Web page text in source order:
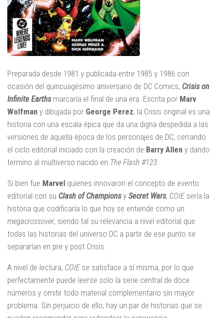
Preparada desde 1981 y publicada entre 1985 y 1986 con
ocasión del quincuagésimo aniversario de DC Comics, Crisis on
Infinite Earths marcaría el final de una era. Escrita por Marv
Wolfman y dibujada por George Perez, la Crisis original es una
historia con una escala épica que da una digna despedida a las
versiones de aquella época de los personajes de DC, cerrando
el ciclo editorial iniciado con la creación de Barry Allen y dando
termino al multiverso nacido en The Flash #123.
Si bien fue Marvel quienes innovaron el concepto de evento
editorial con su Clash of Championsy Secret Wars, COIEsería la
historia que codificaría lo que hoy se entiende como un
megacrossover, siendo tal su relevancia a nivel editorial que
todas las historias del universo DC a partir de ese punto se
separarían en pre y post Crisis.
A nivel de lectura, COIEse satisface a sí misma, por lo que
perfectamente puede leerse solo la serie central de doce
números y omitir todo material complementario sin mayor
problema. Sin perjuicio de ello, hay un par de historias que se